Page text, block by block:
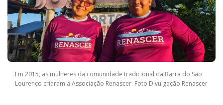
Em 2015, as mulheres da comunidade tradicional da Barra do São
Lourenço criaram a Associação Renascer. Foto Divulgação Renascer